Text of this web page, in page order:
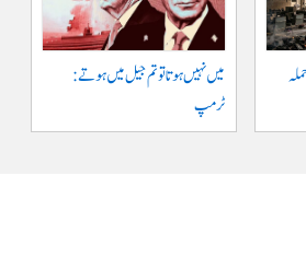
میں نہیں ہوتا تو تم جیل میں ہوتے :
ٹرمپ